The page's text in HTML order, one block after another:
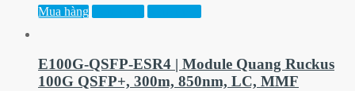
Mua hàng
E100G-QSFP-ESR4 | Module Quang Ruckus
100G QSFP+, 300m, 850nm, LC, MMF